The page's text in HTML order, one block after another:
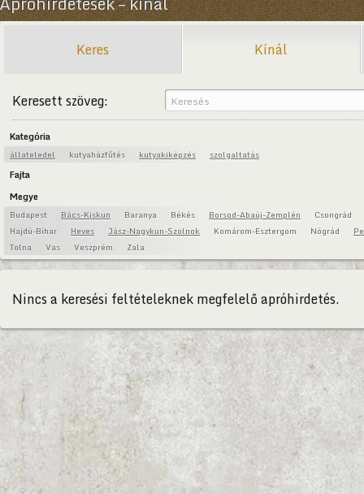
Keres Kínál
Keresett szöveg:
Kategória
állateledel kutyaházfűtés kutyakiképzés szolgaltatás
Fajta
Megye
Budapest Bács-Kiskun Baranya Békés Borsod-Abaúj-Zemplén
Csongrád
Hajdú-Bihar
Heves Jász-Nagykun-Szolnok Komárom-Esztergom Nógrád
Tolna
Vas Veszprém Zala
Nincs a keresési feltételeknek megfelelő apróhirdetés.